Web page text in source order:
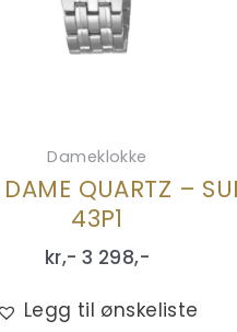
Dameklokke
DAME QUARTZ –
43P1
kr,- 3 298,-
Legg til ønskeliste